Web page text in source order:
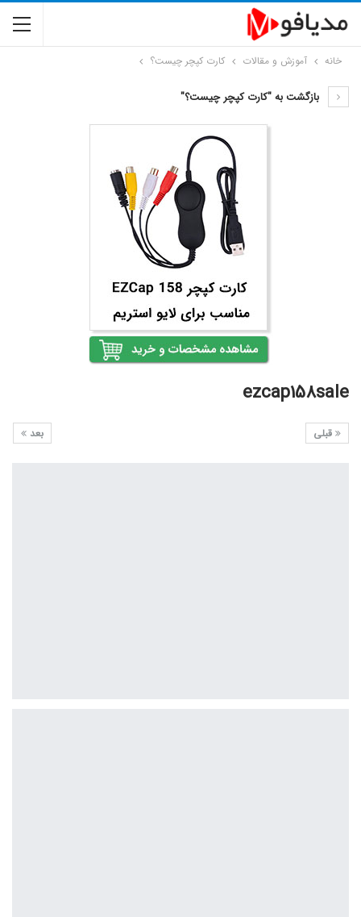
خانه آموزش و مقالات کارت کپچر چیست؟
بازگشت به "کارت کپچر چیست؟"
ezcap158sale
بعد قبلی